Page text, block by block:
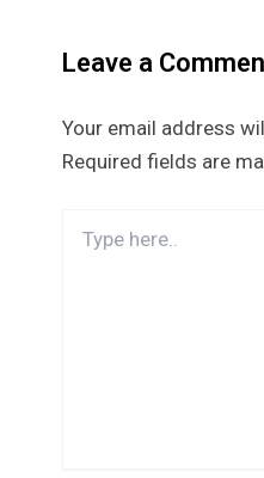
Leave a
Your email address
Required fields are
here..